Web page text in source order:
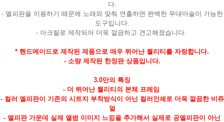
다.
- 엘피판을 이용하기 때문에 노래와 맞춰 연출하면 완벽한 무대마술이 가능한
도구입니다.
- 아크릴로 제작되어 더욱 깔끔하고 견고해졌습니다.
* 핸드메이드로 제작된 제품으로 매우 뛰어난 퀄리티를 자랑합니다.
- 소량 제작된 한정판 상품입니다.
3.0만의 특징
- 더 뛰어난 퀄리티의 본체 프레임
- 컬러 엘피판이 기존의 시트지 부착방식이 아닌 컬러인쇄로 더욱 깔끔한 비쥬
얼
- 엘피판 가운데 실제 앨범 이미지 느낌을 추가해서 실제로 공엘피판이 아닌